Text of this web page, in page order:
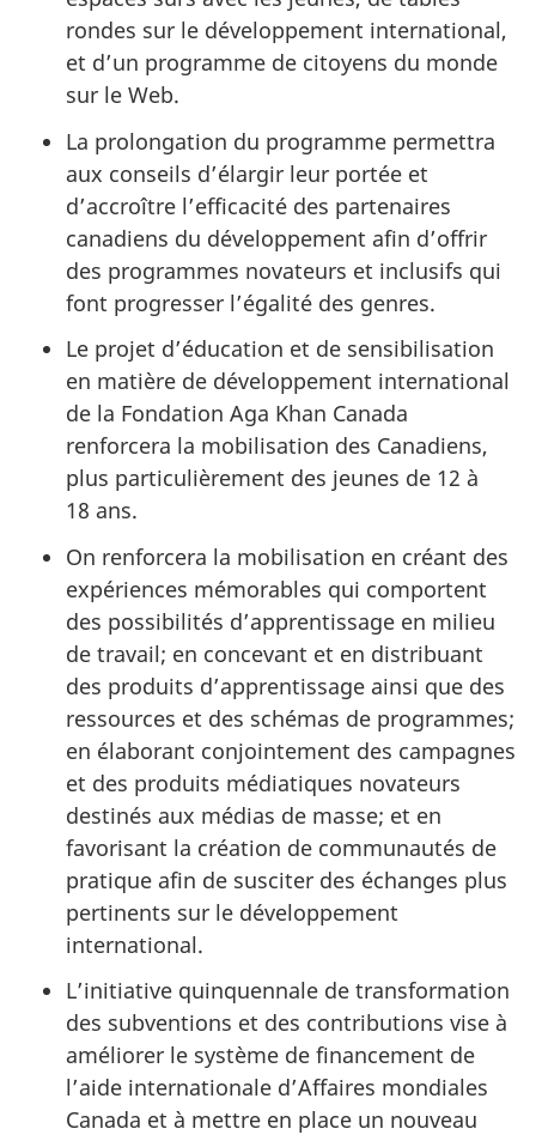
rondes sur le développement international,
et d’un programme de citoyens du monde
sur le Web.
La prolongation du programme permettra
aux conseils d’élargir leur portée et
d’accroître l’efficacité des partenaires
canadiens du développement afin d’offrir
des programmes novateurs et inclusifs qui
font progresser l’égalité des genres.
Le projet d’éducation et de sensibilisation
en matière de développement international
de la Fondation Aga Khan Canada
renforcera la mobilisation des Canadiens,
plus particulièrement des jeunes de 12 à
18 ans.
On renforcera la mobilisation en créant des
expériences mémorables qui comportent
des possibilités d’apprentissage en milieu
de travail; en concevant et en distribuant
des produits d’apprentissage ainsi que des
ressources et des schémas de programmes;
en élaborant conjointement des campagnes
et des produits médiatiques novateurs
destinés aux médias de masse; et en
favorisant la création de communautés de
pratique afin de susciter des échanges plus
pertinents sur le développement
international.
L’initiative quinquennale de transformation
des subventions et des contributions vise à
améliorer le système de financement de
l’aide internationale d’Affaires mondiales
Canada et à mettre en place un nouveau